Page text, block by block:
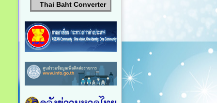
Thai Baht Converter